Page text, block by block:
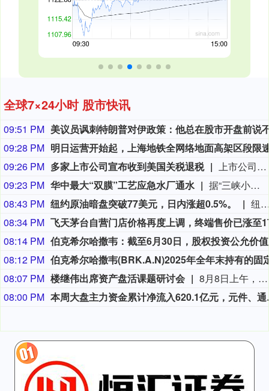
全球7×24小时 股市快讯
09:51 PM
09:28 PM
09:26 PM 多家上市公司宣布收到美国关税退税
上市公司公告显示，自7月以来，多家公司宣布已经收到美国关税退税。根据美国最高法院今年2月裁定，《国际紧急经济权力法》不授权总统征收大规模关税。美国国际贸易法院随后下令海关办理相关退款。海关与边境保护局4月20日启动第一阶段退款工作，首批退款于5月11日前后发放。美国海关与边境保护局官员本月4日披露的信息显示，截至7月底，该部门已处理完毕约1000亿美元关税的退款流程并把相关信息提供给财政部用于付款。（中新社）
09:23 PM 华中最大“双膜”工艺应急水厂通水
据“三峡小微”公众号消息，8月8日，由三峡集团所属长江环保集团、武汉市水务集团等共同投资建设的华中地区规模最大的“双膜”工艺应急水厂——武汉梁子湖应急水厂并网通水，标志着武汉市江南区域正式构建起“一江一湖”双水源互为备援、灵活调度的供水新格局，为片区660万市民用水安全提供坚实保障。
08:43 PM 纽约原油暗盘突破77美元，日内涨超0.5%。
纽约原油暗盘突破77美元
08:34 PM
08:14 PM
08:12 PM
08:07 PM 楼继伟出席资产盘活课题研讨会
8月8日上午，全球财富管理论坛在京召开“地方国有存量资产盘活进展、难点与策略”课题研讨会，楼继伟出席会议并做总结发言。楼继伟在发言中表示，盘活国有资产既是近期的当务之急，也是一项长期性的战略任务。当前我国GDP平减指数阶段性承压走低，财政维持紧平衡格局的压力持续攀升；我国税收结构以间接税为主体，税收收入增速显著弱于名义GDP增速，财政内生增收动能受限。叠加土地财政收入大幅收缩，地方隐性债务化解、长期限国债常态化发行带来的利息支出刚性上涨，收支两端压力持续凸显。综合多重现实约束来看，国有存量资产盘活并非短期应急手段，而是一项需要常态化、长效化推进的重点工作。（全球财富管理论坛）
08:00 PM
本周大盘主力